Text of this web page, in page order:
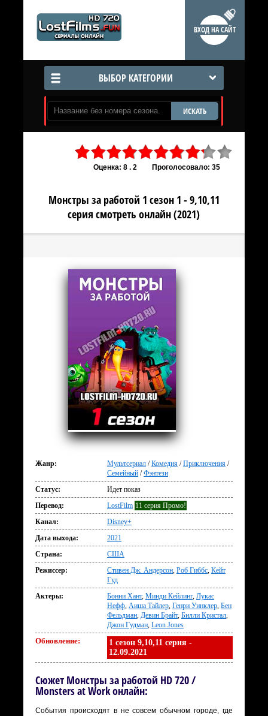
ВХОД НА САЙТ
ВЫБОР КАТЕГОРИИ
ИСКАТЬ
Оценка: 8 . 2 Проголосовало: 35
Монстры за работой 1 сезон 1 - 9,10,11
серия смотреть онлайн (2021)
Жанр: Мультсериал /Комедия /Приключения /
Семейный /Фэнтези
Статус:
Идет показ
Перевод:
LostFilm 11 серия Промо!
Канал:
Disney+
Дата выхода:
2021
Страна:
США
Режиссер:
Стивен Дж. Андерсон, Роб Гиббс, Кейт
Гуд
Актеры:
Бонни Хант, Минди Кейлинг, Лукас
Нефф, Аиша Тайлер, Генри Уинклер, Бен
Фельдман, Девин Брайт, Билли Кристал,
Джон Гудман, Leon Jones
Обновление:
1 сезон 9,10,11 серия -
12.09.2021
Сюжет Монстры за работой HD 720 /
Monsters at Work онлайн:
События происходят в не совсем обычном городе, где